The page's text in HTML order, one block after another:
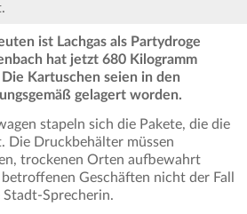
ist Lachgas als Partydroge
hat jetzt 680 Kilogramm
Kartuschen seien in den
gelagert worden.
stapeln sich die Pakete, die die
Die Druckbehälter müssen
trockenen Orten aufbewahrt
Geschäften nicht der Fall
Stadt-Sprecherin.